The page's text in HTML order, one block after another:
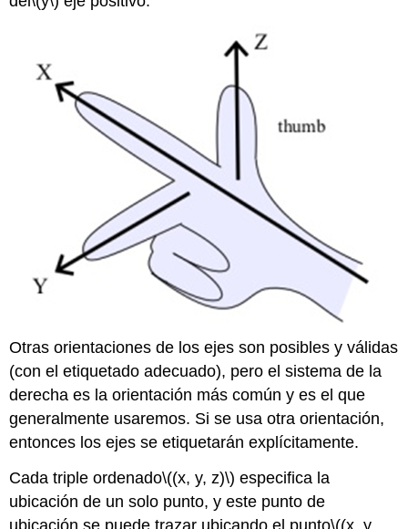
Otras orientaciones de los ejes son posibles y válidas
(con el etiquetado adecuado), pero el sistema de la
derecha es la orientación más común y es el que
generalmente usaremos. Si se usa otra orientación,
entonces los ejes se etiquetarán explícitamente.
Cada triple ordenado\((x, y, z)\) especifica la
ubicación de un solo punto, y este punto de
ubicación se puede trazar ubicando el punto\((x, y,